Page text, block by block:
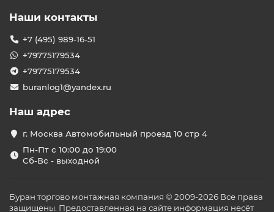
Наши контакты
+7 (495) 989-16-51
+79775179534
+79775179534
buranlog1@yandex.ru
Наш адрес
г. Москва Автомобильный проезд 10 стр 4
Пн-Пт с 10:00 до 19:00
Сб-Вс - выходной
Буран торгово монтажная компания © 2009-2026 Все права
защищены. Предоставленная на сайте информация несёт